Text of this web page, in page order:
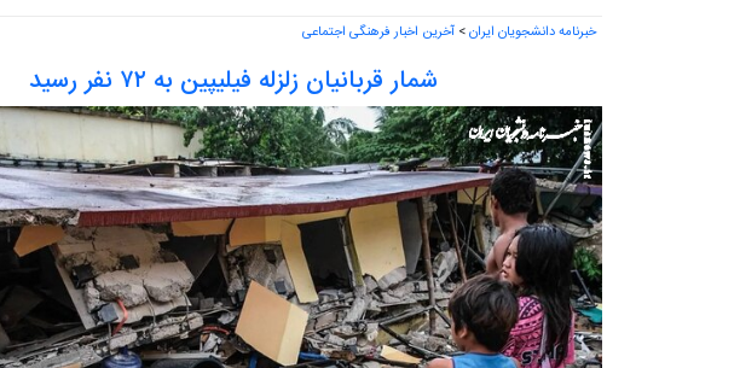
خبرنامه دانشجویان ایران> آخرین اخبار فرهنگی اجتماعی
شمار قربانیان زلزله فیلیپین به ۷۲ نفر رسید